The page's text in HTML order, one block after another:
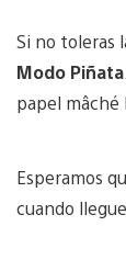
Si no toleras
Modo Piñata
papel mâché
Esperamos
cuando